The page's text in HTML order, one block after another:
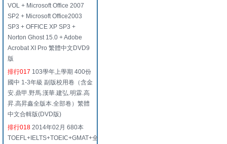
VOL + Microsoft Office 2007
SP2 + Microsoft Office2003
SP3 + OFFICE XP SP3 +
Norton Ghost 15.0 + Adobe
Acrobat XI Pro 繁體中文DVD9
版
排行017 103學年上學期 400份
國中 1-3年級 副版校用卷（含金
安.鼎甲.野馬.漢華.建弘.明霖.高
昇.高昇鑫全版本.全部卷）繁體
中文合輯版(DVD版)
排行018 2014年02月 680本
TOEFL+IELTS+TOEIC+GMAT+全